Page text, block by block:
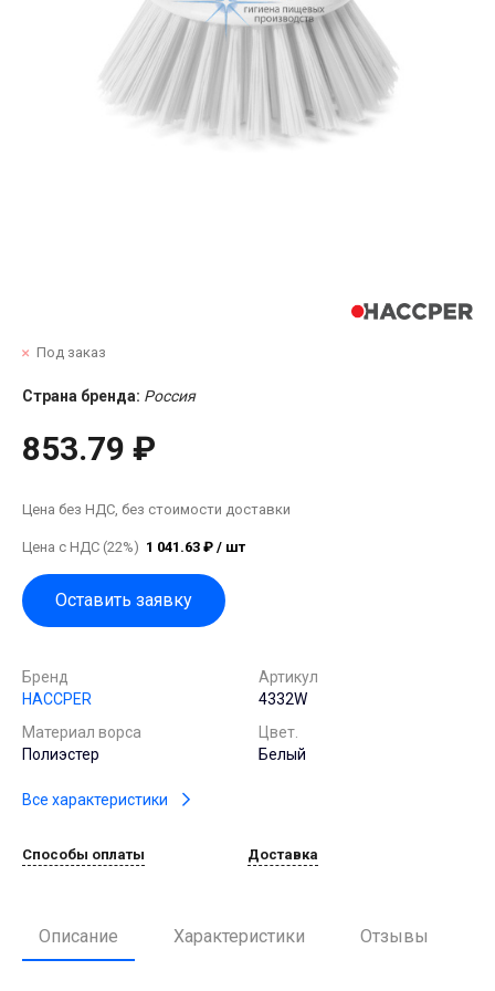
Под заказ
Страна бренда: Россия
853.79 ₽
Цена без НДС, без стоимости доставки
Цена с НДС (22%) 1 041.63 ₽ / шт
Оставить заявку
Бренд
HACCPER
Артикул
4332W
Материал ворса
Полиэстер
Цвет.
Белый
Все характеристики
Способы оплаты Доставка
Описание Характеристики Отзывы